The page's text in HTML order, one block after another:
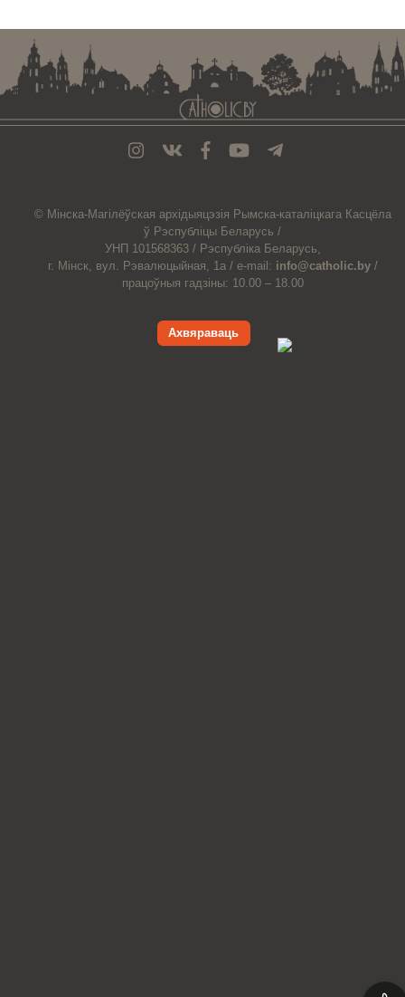
© Мiнска-Магiлёўская архiдыяцэзiя Рымска-каталіцкага Касцёла
ў Рэспубліцы Беларусь /
УНП 101568363 / Рэспубліка Беларусь,
г. Мінск, вул. Рэвалюцыйная, 1а / e-mail: info@catholic.by /
працоўныя гадзіны: 10.00 – 18.00
Ахвяраваць